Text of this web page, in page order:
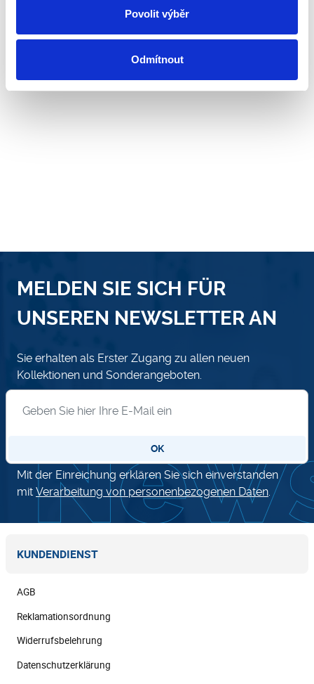
Povolit výběr
Odmítnout
MELDEN SIE SICH FÜR
UNSEREN NEWSLETTER AN
Sie erhalten als Erster Zugang zu allen neuen
Kollektionen und Sonderangeboten.
OK
Mit der Einreichung erklären Sie sich einverstanden
mit Verarbeitung von personenbezogenen Daten.
KUNDENDIENST
AGB
Reklamationsordnung
Widerrufsbelehrung
Datenschutzerklärung